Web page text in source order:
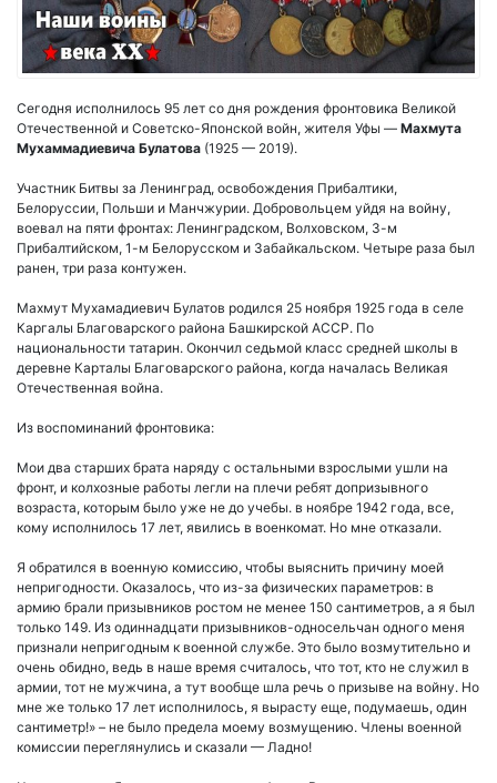
Сегодня исполнилось 95 лет со дня рождения фронтовика Великой
Отечественной и Советско-Японской войн, жителя Уфы — Махмута
Мухаммадиевича Булатова (1925 — 2019).
Участник Битвы за Ленинград, освобождения Прибалтики,
Белоруссии, Польши и Манчжурии. Добровольцем уйдя на войну,
воевал на пяти фронтах: Ленинградском, Волховском, 3-м
Прибалтийском, 1-м Белорусском и Забайкальском. Четыре раза был
ранен, три раза контужен.
Махмут Мухамадиевич Булатов родился 25 ноября 1925 года в селе
Каргалы Благоварского района Башкирской АССР. По
национальности татарин. Окончил седьмой класс средней школы в
деревне Карталы Благоварского района, когда началась Великая
Отечественная война.
Из воспоминаний фронтовика:
Мои два старших брата наряду с остальными взрослыми ушли на
фронт, и колхозные работы легли на плечи ребят допризывного
возраста, которым было уже не до учебы. в ноябре 1942 года, все,
кому исполнилось 17 лет, явились в военкомат. Но мне отказали.
Я обратился в военную комиссию, чтобы выяснить причину моей
непригодности. Оказалось, что из-за физических параметров: в
армию брали призывников ростом не менее 150 сантиметров, а я был
только 149. Из одиннадцати призывников-односельчан одного меня
признали непригодным к военной службе. Это было возмутительно и
очень обидно, ведь в наше время считалось, что тот, кто не служил в
армии, тот не мужчина, а тут вообще шла речь о призыве на войну. Но
мне же только 17 лет исполнилось, я вырасту еще, подумаешь, один
сантиметр!» – не было предела моему возмущению. Члены военной
комиссии переглянулись и сказали — Ладно!